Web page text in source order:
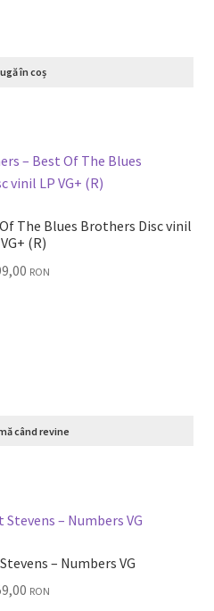
în coș
Blues Brothers Disc vinil
LP VG+ (R)
RON
când revine
.Disc vinil LP : Cat Stevens – Numbers VG
RON